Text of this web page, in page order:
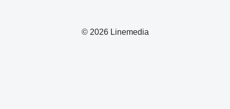
© 2026 Linemedia